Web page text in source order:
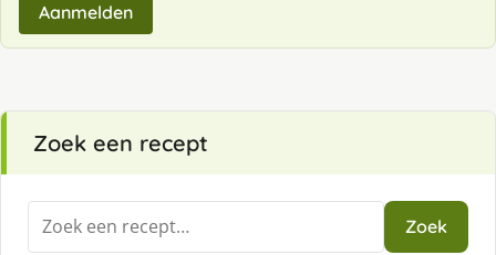
Aanmelden
Zoek een recept
Zoeken
naar:
Zoek